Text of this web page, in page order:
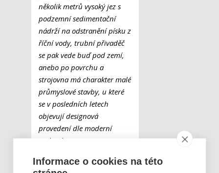
několik metrů vysoký jez s
podzemní sedimentační
nádrží na odstranění písku z
říční vody, trubní přivaděč
se pak vede buď pod zemí,
anebo po povrchu a
strojovna má charakter malé
průmyslové stavby, u které
se v posledních letech
objevují designová
provedení dle moderní
architektury,“
společnosti Stream
Informace o cookies na této